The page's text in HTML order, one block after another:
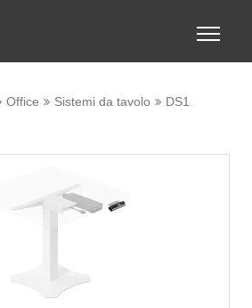
Toggle
Office Sistemi da tavolo
DS1